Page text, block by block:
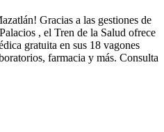
Gracias a las gestiones de
, el Tren de la Salud ofrece
gratuita en sus 18 vagones
farmacia y más. Consulta